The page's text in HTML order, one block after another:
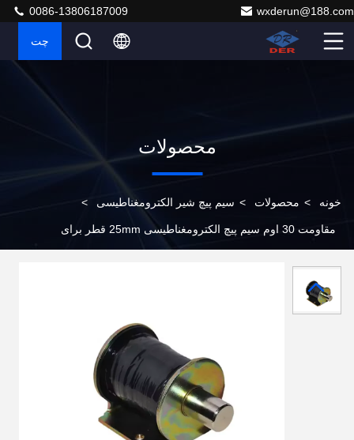
wxderun@188.com
0086-13806187009
چت
محصولات
خونه > محصولات > سیم پیچ شیر الکترومغناطیسی >
مقاومت 30 اوم سیم پیچ الکترومغناطیسی 25mm قطر برای